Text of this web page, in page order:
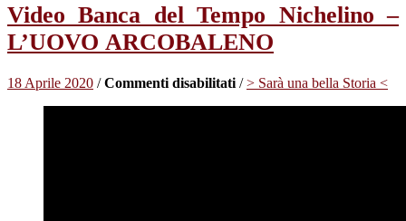
Video Banca del Tempo Nichelino –
L’UOVO ARCOBALENO
18 Aprile 2020 /Commenti disabilitatisu
/> Sarà una bella Storia <